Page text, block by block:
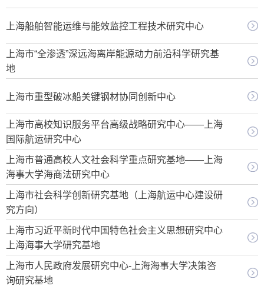
上海船舶智能运维与能效监控工程技术研究中心
上海市“全渗透”深远海离岸能源动力前沿科学研究基
地
上海市重型破冰船关键钢材协同创新中心
上海市高校知识服务平台高级战略研究中心——上海
国际航运研究中心
上海市普通高校人文社会科学重点研究基地——上海
海事大学海商法研究中心
上海市社会科学创新研究基地（上海航运中心建设研
究方向）
上海市习近平新时代中国特色社会主义思想研究中心
上海海事大学研究基地
上海市人民政府发展研究中心-上海海事大学决策咨
询研究基地